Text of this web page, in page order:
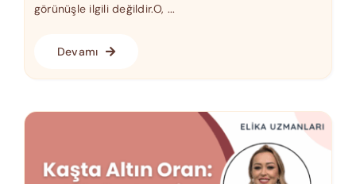
görünüşle ilgili değildir.O, ...
Devamı